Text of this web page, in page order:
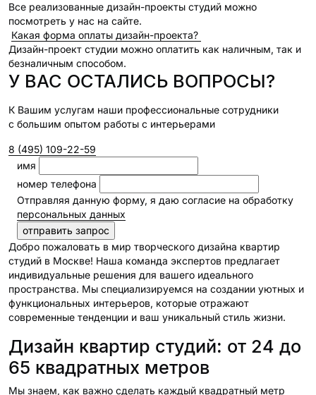
Все реализованные дизайн-проекты студий можно
посмотреть у нас на сайте.
Какая форма оплаты дизайн-проекта?
Дизайн-проект студии можно оплатить как наличным, так и
безналичным способом.
У ВАС ОСТАЛИСЬ ВОПРОСЫ?
К Вашим услугам наши профессиональные сотрудники
с большим опытом работы с интерьерами
8 (495) 109-22-59
имя
номер телефона
Отправляя данную форму, я даю согласие на обработку
персональных данных
Добро пожаловать в мир творческого дизайна квартир
студий в Москве! Наша команда экспертов предлагает
индивидуальные решения для вашего идеального
пространства. Мы специализируемся на создании уютных и
функциональных интерьеров, которые отражают
современные тенденции и ваш уникальный стиль жизни.
Дизайн квартир студий: от 24 до
65 квадратных метров
Мы знаем, как важно сделать каждый квадратный метр